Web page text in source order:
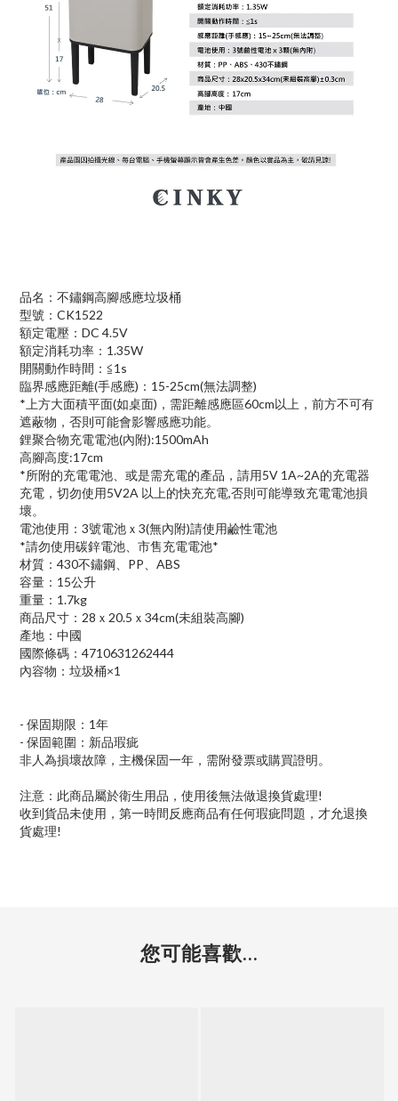
品名：不鏽鋼高腳感應垃圾桶
型號：CK1522
額定電壓：DC 4.5V
額定消耗功率：1.35W
開關動作時間：≦1s
臨界感應距離(手感應)：15-25cm(無法調整)
*上方大面積平面(如桌面)，需距離感應區60cm以上，前方不可有
遮蔽物，否則可能會影響感應功能。
鋰聚合物充電電池(內附):1500mAh
高腳高度:17cm
*所附的充電電池、或是需充電的產品，請用5V 1A~2A的充電器
充電，切勿使用5V2A 以上的快充充電,否則可能導致充電電池損
壞。
電池使用：3號電池ｘ3(無內附)請使用鹼性電池
*請勿使用碳鋅電池、市售充電電池*
材質：430不鏽鋼、PP、ABS
容量：15公升
重量：1.7kg
商品尺寸：28ｘ20.5ｘ34cm(未組裝高腳)
產地：中國
國際條碼：4710631262444
內容物：垃圾桶×1
- 保固期限：1年
- 保固範圍：新品瑕疵
非人為損壞故障，主機保固一年，需附發票或購買證明。
注意：此商品屬於衛生用品，使用後無法做退換貨處理!
收到貨品未使用，第一時間反應商品有任何瑕疵問題，才允退換
貨處理!
您可能喜歡...